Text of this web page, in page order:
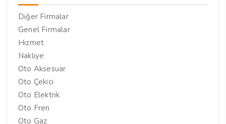
Diğer Firmalar
Genel Firmalar
Hizmet
Nakliye
Oto Aksesuar
Oto Çekici
Oto Elektrik
Oto Fren
Oto Gaz